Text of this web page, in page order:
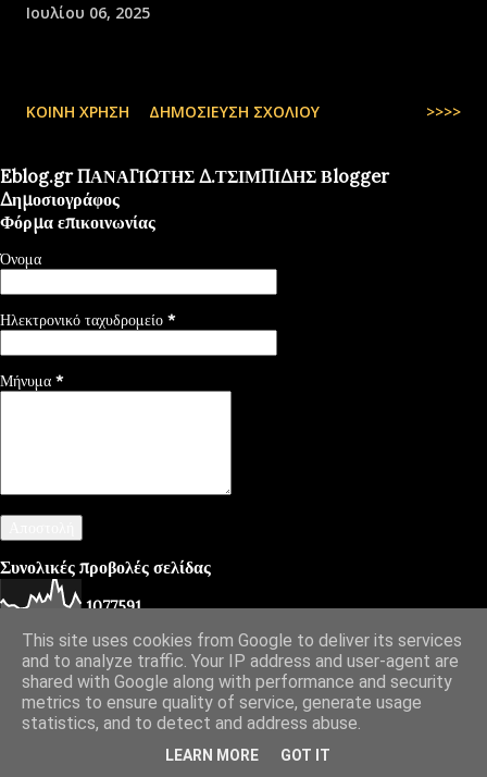
Ιουλίου 06, 2025
ΚΟΙΝΉ ΧΡΉΣΗ ΔΗΜΟΣΊΕΥΣΗ ΣΧΟΛΊΟΥ >>>>
Eblog.gr ΠΑΝΑΓΙΩΤΗΣ Δ.ΤΣΙΜΠΙΔΗΣ Βlogger
Δημοσιογράφος
Φόρμα επικοινωνίας
Όνομα
Ηλεκτρονικό ταχυδρομείο *
Μήνυμα *
Συνολικές προβολές σελίδας
1077591
Από το Blogger
Diafimistes.gr
This site uses cookies from Google to deliver its services
and to analyze traffic. Your IP address and user-agent are
shared with Google along with performance and security
metrics to ensure quality of service, generate usage
statistics, and to detect and address abuse.
LEARN MORE GOT IT